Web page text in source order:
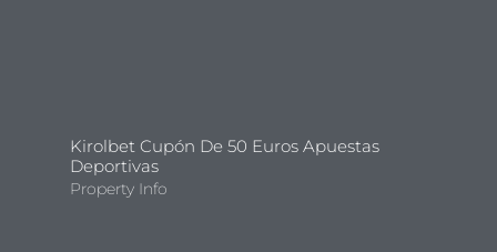
Kirolbet Cupón De 50 Euros Apuestas
Deportivas
Property Info